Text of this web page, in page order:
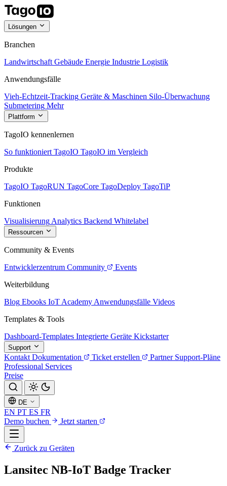
Lösungen
Branchen
Landwirtschaft Gebäude Energie Industrie Logistik
Anwendungsfälle
Vieh-Echtzeit-Tracking Geräte & Maschinen Silo-Überwachung
Submetering Mehr
Plattform
TagoIO kennenlernen
So funktioniert TagoIO TagoIO im Vergleich
Produkte
TagoIO TagoRUN TagoCore TagoDeploy TagoTiP
Funktionen
Visualisierung Analytics Backend Whitelabel
Ressourcen
Community & Events
Entwicklerzentrum Community
Events
Weiterbildung
Blog Ebooks IoT Academy Anwendungsfälle Videos
Templates & Tools
Dashboard-Templates Integrierte Geräte Kickstarter
Support
Kontakt Dokumentation Ticket erstellen Partner Support-Pläne
Professional Services
Preise
DE
EN PT ES FR
Demo buchen
Jetzt starten
Zurück zu Geräten
Lansitec NB-IoT Badge Tracker